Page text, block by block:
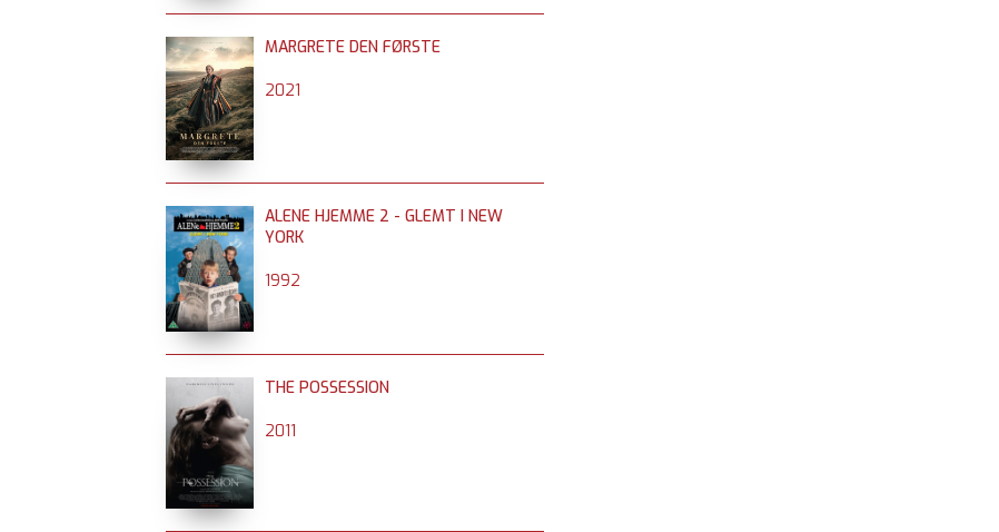
MARGRETE DEN FØRSTE
2021
ALENE HJEMME 2 - GLEMT I NEW
YORK
1992
THE POSSESSION
2011